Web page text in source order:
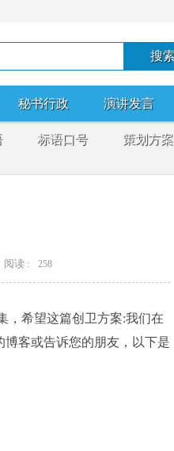
秘书行政 演讲发言
标语口号 策划方案
阅读 : 258
，希望这篇创卫方案:我们在
客或告诉您的朋友，以下是